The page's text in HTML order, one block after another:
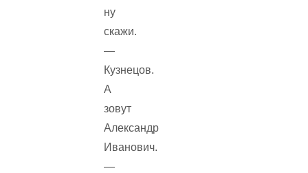
ну
скажи.
—
Кузнецов.
А
зовут
Александр
Иванович.
—